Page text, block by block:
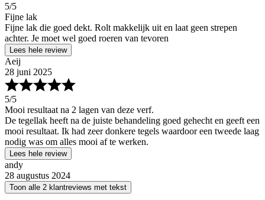
5/5
Fijne lak
Fijne lak die goed dekt. Rolt makkelijk uit en laat geen strepen
achter. Je moet wel goed roeren van tevoren
Lees hele review
Aeij
28 juni 2025
5/5
Mooi resultaat na 2 lagen van deze verf.
De tegellak heeft na de juiste behandeling goed gehecht en geeft een
mooi resultaat. Ik had zeer donkere tegels waardoor een tweede laag
nodig was om alles mooi af te werken.
Lees hele review
andy
28 augustus 2024
Toon alle 2 klantreviews met tekst